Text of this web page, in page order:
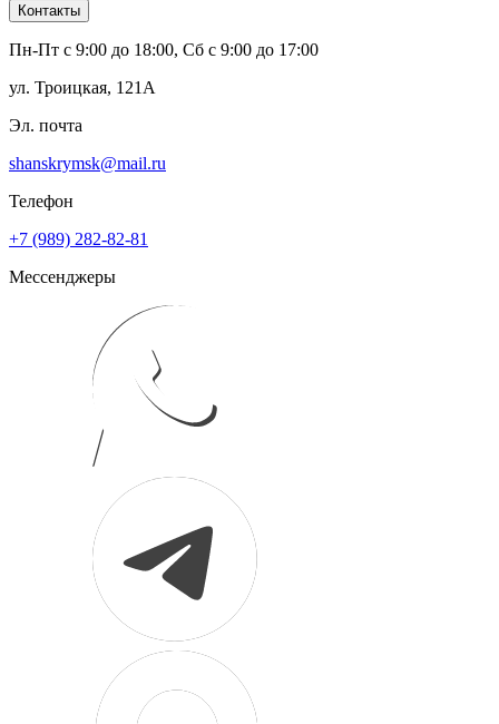
Контакты
Пн-Пт с 9:00 до 18:00, Сб с 9:00 до 17:00
ул. Троицкая, 121А
Эл. почта
shanskrymsk@mail.ru
Телефон
+7 (989) 282-82-81
Мессенджеры